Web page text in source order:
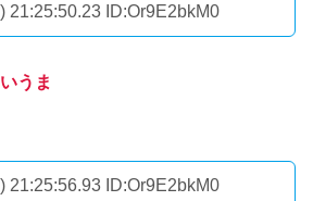
21:25:50.23 ID:Or9E2bkM0
うま
21:25:56.93 ID:Or9E2bkM0